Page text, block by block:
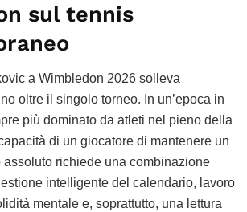
sul tennis
a Wimbledon 2026 solleva
oltre il singolo torneo. In un’epoca in
più dominato da atleti nel pieno della
di un giocatore di mantenere un
assoluto richiede una combinazione
intelligente del calendario, lavoro
mentale e, soprattutto, una lettura